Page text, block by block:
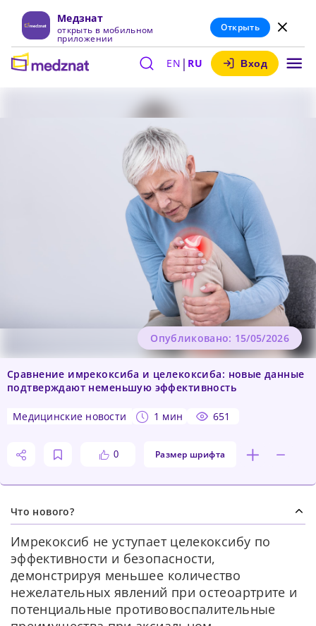
Медзнат
открыть в мобильном
приложении
Открыть
EN | RU Вход
Сравнение имрекоксиба и целекоксиба: новые данные
подтверждают неменьшую эффективность
медицинские новости 1 мин 651
0 Размер шрифта
Опубликовано: 15/05/2026
Что нового?
Имрекоксиб не уступает целекоксибу по
эффективности и безопасности,
демонстрируя меньшее количество
нежелательных явлений при остеоартрите и
потенциальные противовоспалительные